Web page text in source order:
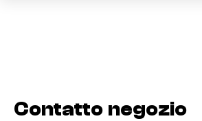
Contatto negozio